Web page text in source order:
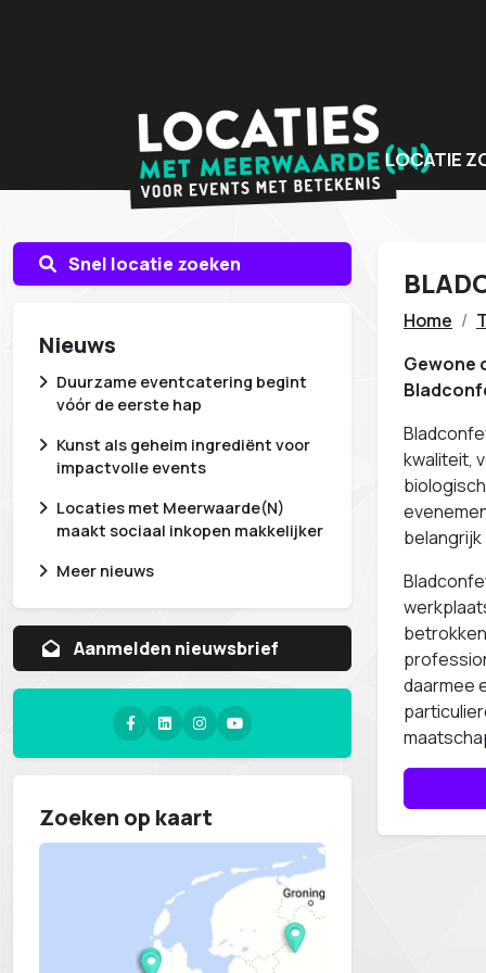
LOCATIE
Bijzondere
Unieke
Snel locatie zoeken
Nieuws
Duurzame eventcatering begint
vóór de eerste hap
Kunst als geheim ingrediënt voor
impactvolle events
Locaties met Meerwaarde(N)
maakt sociaal inkopen makkelijker
Meer nieuws
Aanvragen whitepaper
Zoeken op kaart
Home
Gewone
kwaliteit,
belangrijk
daarmee